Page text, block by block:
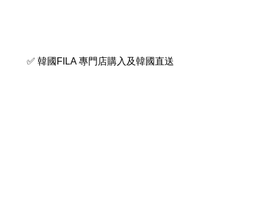
✅ 韓國FILA 專門店購入及韓國直送